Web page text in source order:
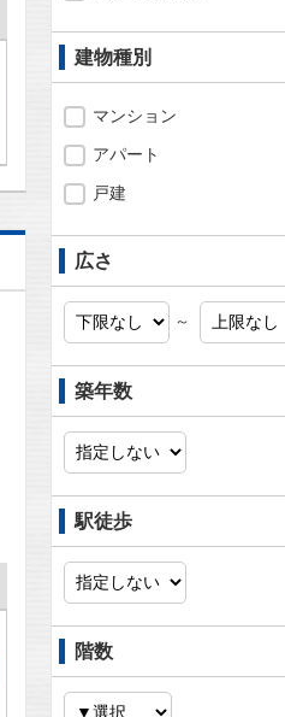
お問合わせ
建物種別
マンション
アパート
戸建
広さ
～
築年数
駅徒歩
階数